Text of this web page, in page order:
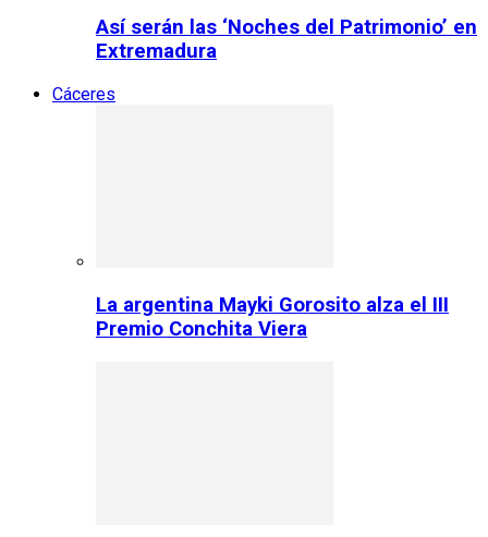
Así serán las ‘Noches del Patrimonio’ en
Extremadura
Cáceres
La argentina Mayki Gorosito alza el III
Premio Conchita Viera